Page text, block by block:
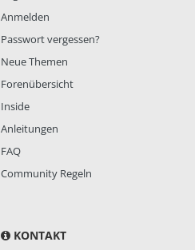
Anmelden
Passwort vergessen?
Neue Themen
Forenübersicht
Inside
Anleitungen
FAQ
Community Regeln
KONTAKT